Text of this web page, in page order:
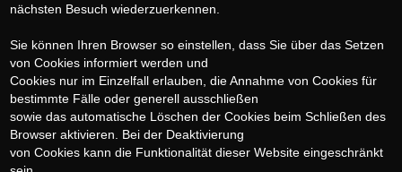
nächsten Besuch wiederzuerkennen.
Sie können Ihren Browser so einstellen, dass Sie über das Setzen
von Cookies informiert werden und
Cookies nur im Einzelfall erlauben, die Annahme von Cookies für
bestimmte Fälle oder generell ausschließen
sowie das automatische Löschen der Cookies beim Schließen des
Browser aktivieren. Bei der Deaktivierung
von Cookies kann die Funktionalität dieser Website eingeschränkt